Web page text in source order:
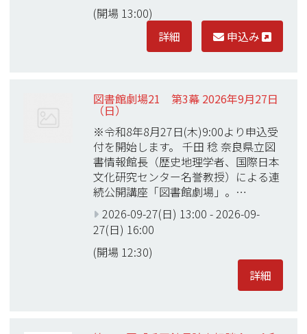
(開場 13:00)
詳細
申込み
図書館劇場21 第3幕 2026年9月27日
（日）
※令和8年8月27日(木)9:00より申込受
付を開始します。 千田 稔 奈良県立図
書情報館長（歴史地理学者、国際日本
文化研究センター名誉教授）による連
続公開講座「図書館劇場」。…
2026-09-27(日) 13:00 -2026-09-
27(日) 16:00
(開場 12:30)
詳細